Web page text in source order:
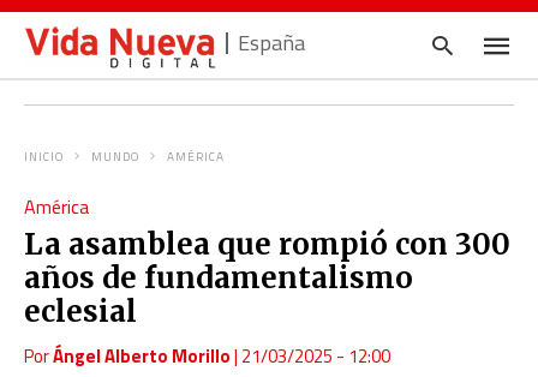
España
y
INICIO MUNDO AMÉRICA
América
La asamblea que rompió con 300
años de fundamentalismo
eclesial
PorÁngel Alberto Morillo| 21/03/2025 - 12:00